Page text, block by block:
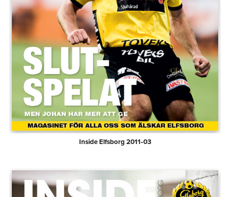
Inside Elfsborg 2011‑03